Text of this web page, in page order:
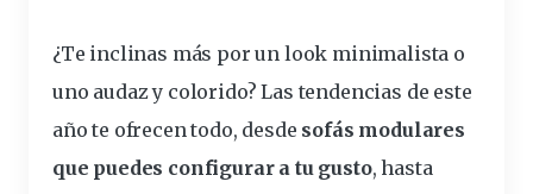
¿Te inclinas más por un look minimalista o
uno audaz y colorido? Las tendencias de este
año te ofrecen todo, desde sofás modulares
que puedes configurar a tu gusto, hasta